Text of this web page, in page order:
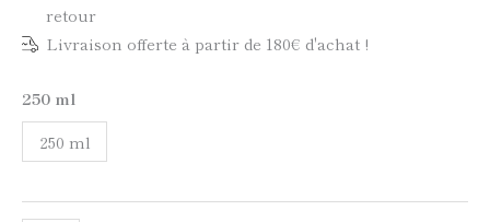
retour
Livraison offerte à partir de 180€ d'achat !
250 ml
250 ml